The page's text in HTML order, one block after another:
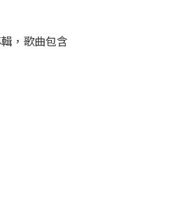
，歌曲包含